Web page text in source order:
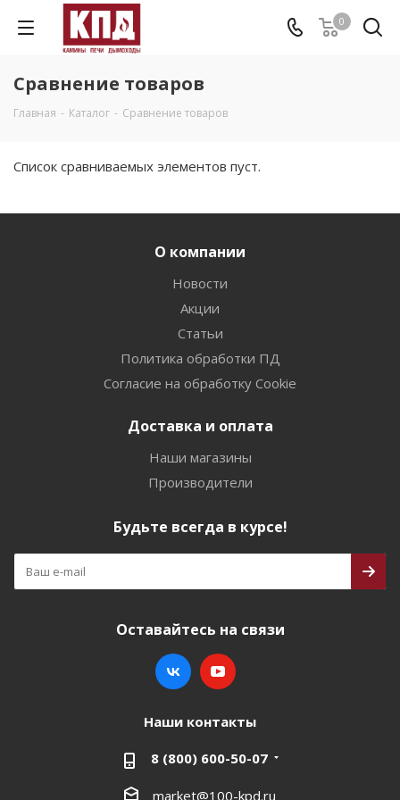
0
Сравнение товаров
Главная - Каталог - Сравнение товаров
Список сравниваемых элементов пуст.
О компании
Новости
Акции
Статьи
Политика обработки ПД
Согласие на обработку Cookie
Доставка и оплата
Наши магазины
Производители
Будьте всегда в курсе!
Оставайтесь на связи
Наши контакты
8 (800) 600-50-07
market@100-kpd.ru